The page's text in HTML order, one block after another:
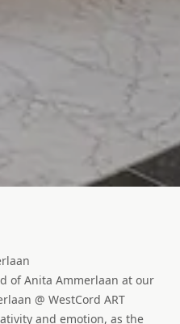
of Anita Ammerlaan at our
@ WestCord ART
and emotion, as the